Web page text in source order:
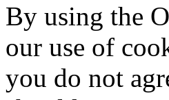
By using the
our use of
you do not